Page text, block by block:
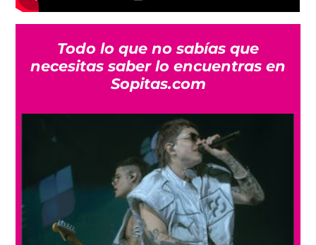
Todo lo que no sabías que
necesitas saber lo encuentras en
Sopitas.com